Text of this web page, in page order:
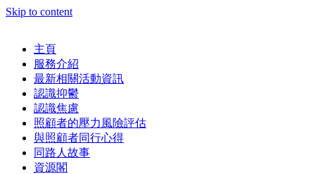
Skip to content
主頁
服務介紹
最新相關活動資訊
認識抑鬱
認識焦慮
照顧者的壓力風險評估
與照顧者同行心得
同路人故事
資源閣